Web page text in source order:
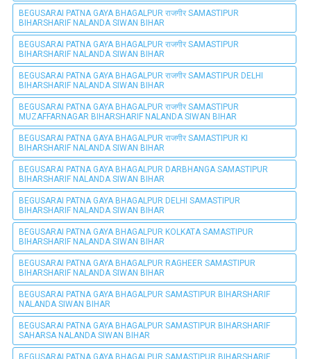
BEGUSARAI PATNA GAYA BHAGALPUR राजगीर SAMASTIPUR
BIHARSHARIF NALANDA SIWAN BIHAR
BEGUSARAI PATNA GAYA BHAGALPUR राजगीर SAMASTIPUR
BIHARSHARIF NALANDA SIWAN BIHAR
BEGUSARAI PATNA GAYA BHAGALPUR राजगीर SAMASTIPUR DELHI
BIHARSHARIF NALANDA SIWAN BIHAR
BEGUSARAI PATNA GAYA BHAGALPUR राजगीर SAMASTIPUR
MUZAFFARNAGAR BIHARSHARIF NALANDA SIWAN BIHAR
BEGUSARAI PATNA GAYA BHAGALPUR राजगीर SAMASTIPUR KI
BIHARSHARIF NALANDA SIWAN BIHAR
BEGUSARAI PATNA GAYA BHAGALPUR DARBHANGA SAMASTIPUR
BIHARSHARIF NALANDA SIWAN BIHAR
BEGUSARAI PATNA GAYA BHAGALPUR DELHI SAMASTIPUR
BIHARSHARIF NALANDA SIWAN BIHAR
BEGUSARAI PATNA GAYA BHAGALPUR KOLKATA SAMASTIPUR
BIHARSHARIF NALANDA SIWAN BIHAR
BEGUSARAI PATNA GAYA BHAGALPUR RAGHEER SAMASTIPUR
BIHARSHARIF NALANDA SIWAN BIHAR
BEGUSARAI PATNA GAYA BHAGALPUR SAMASTIPUR BIHARSHARIF
NALANDA SIWAN BIHAR
BEGUSARAI PATNA GAYA BHAGALPUR SAMASTIPUR BIHARSHARIF
SAHARSA NALANDA SIWAN BIHAR